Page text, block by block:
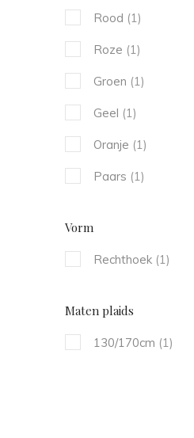
Rood (1)
Roze (1)
Groen (1)
Geel (1)
Oranje (1)
Paars (1)
Vorm
Rechthoek (1)
Maten plaids
130/170cm (1)